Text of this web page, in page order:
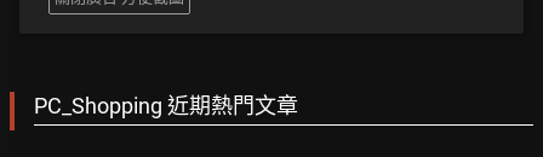
PC_Shopping 近期熱門文章